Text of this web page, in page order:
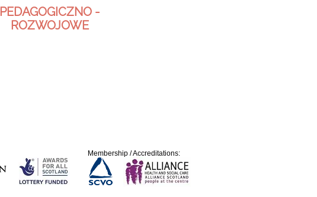
Membership / Accreditations:
PEDAGOGICZNO -
ROZWOJOWE